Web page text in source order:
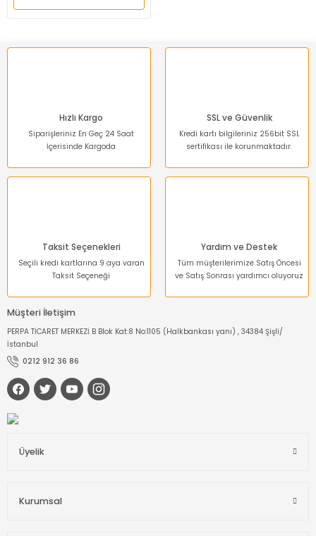
Hızlı Kargo
Siparişleriniz En Geç 24 Saat
İçerisinde Kargoda
SSL ve Güvenlik
Kredi kartı bilgileriniz 256bit SSL
sertifikası ile korunmaktadır.
Taksit Seçenekleri
Seçili kredi kartlarına 9 aya varan
Taksit Seçeneği
Yardım ve Destek
Tüm müşterilerimize Satış Öncesi
ve Satış Sonrası yardımcı oluyoruz
Müşteri İletişim
PERPA TİCARET MERKEZİ B Blok Kat:8 No:1105 (Halkbankası yanı) , 34384 Şişli/
İstanbul
0212 912 36 86
Üyelik
Kurumsal